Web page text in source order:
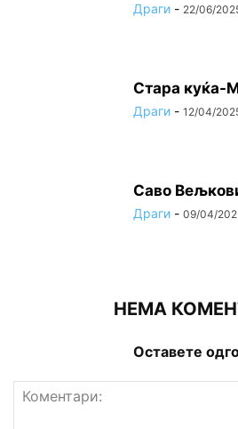
Драги - 22/06/
Стара куќа-
Драги - 12/04/
Саво
Драги - 09/04/
НЕМА
Оставете